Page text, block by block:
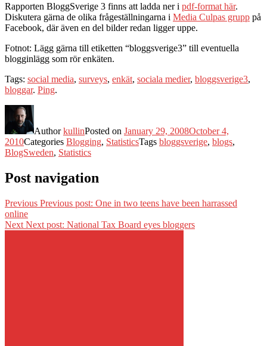
Rapporten BloggSverige 3 finns att ladda ner i pdf-format här.
Diskutera gärna de olika frågeställningarna i Media Culpas grupp på
Facebook, där även en del bilder redan ligger uppe.
Fotnot: Lägg gärna till etiketten “bloggsverige3” till eventuella
blogginlägg som rör enkäten.
Tags: social media, surveys, enkät, sociala medier, bloggsverige3,
bloggar. Ping.
AuthorkullinPosted on January 29, 2008October 4,
2010Categories Blogging, StatisticsTags bloggsverige, blogs,
BlogSweden, Statistics
Post navigation
Previous Previous post: One in two teens have been harrassed
online
Next Next post: National Tax Board eyes bloggers